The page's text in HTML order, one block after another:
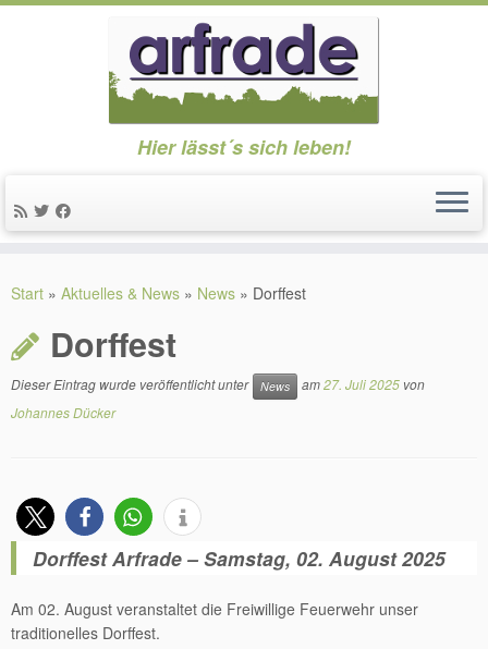
Inhalt
Hier lässt´s sich leben!
Start » Aktuelles & News » News » Dorffest
Dorffest
Dieser Eintrag wurde veröffentlicht unter News am27. Juli 2025 von
Johannes Dücker
Dorffest Arfrade – Samstag, 02. August 2025
Am 02. August veranstaltet die Freiwillige Feuerwehr unser
traditionelles Dorffest.